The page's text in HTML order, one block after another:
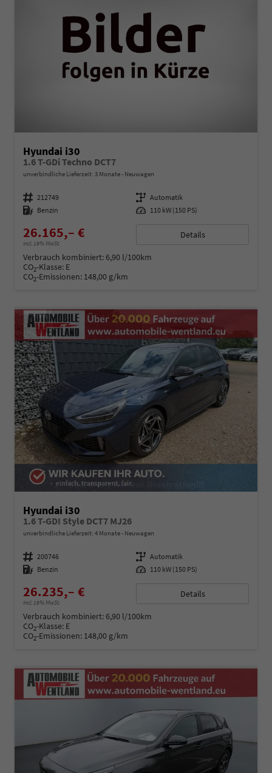
Hyundai i30
1.6 T-GDi Techno DCT7
unverbindliche Lieferzeit: 3 Monate Neuwagen
Fahrzeugnummer 212749 Getriebe Automatik
Kraftstoff Benzin Leistung 110 kW (150 PS)
26.165,– €
incl. 19% MwSt.
Details
Verbrauch kombiniert:6,90 l/100km
CO2-Klasse: E
CO2-Emissionen: 148,00 g/km
Hyundai i30
1.6 T-GDI Style DCT7 MJ26
unverbindliche Lieferzeit: 4 Monate Neuwagen
Fahrzeugnummer 200746 Getriebe Automatik
Kraftstoff Benzin Leistung 110 kW (150 PS)
26.235,– €
incl. 19% MwSt.
Details
Verbrauch kombiniert:6,90 l/100km
CO2-Klasse: E
CO2-Emissionen: 148,00 g/km